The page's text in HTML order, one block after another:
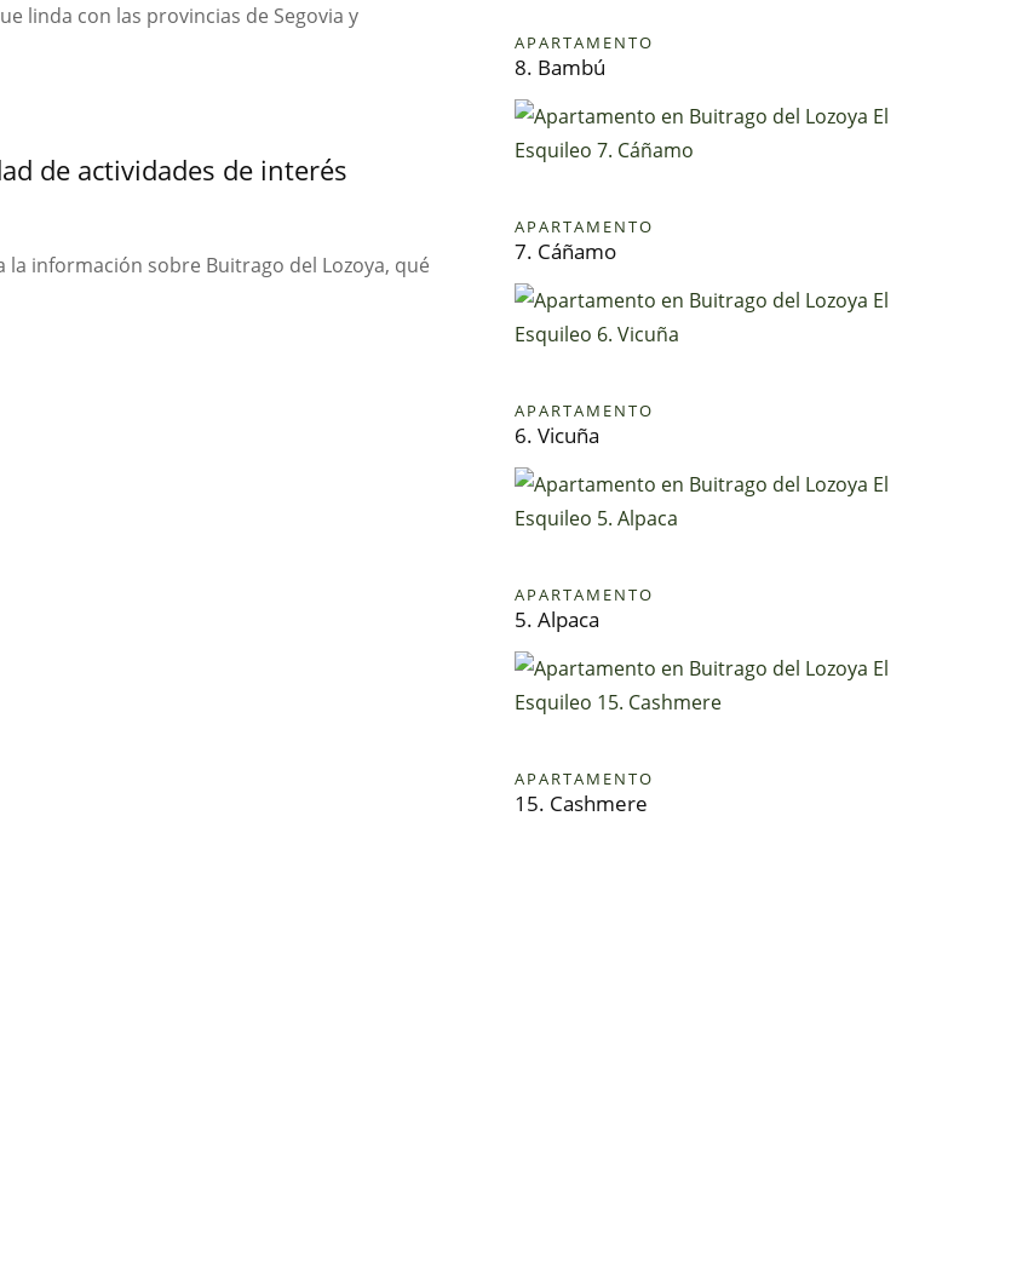
linda con las provincias de Segovia y
de actividades de interés
la información sobre Buitrago del Lozoya, qué
APARTAMENTO
8. Bambú
APARTAMENTO
7. Cáñamo
APARTAMENTO
6. Vicuña
APARTAMENTO
5. Alpaca
APARTAMENTO
15. Cashmere